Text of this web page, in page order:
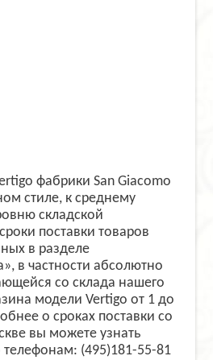
фабрики San Giacomo
стиле, к среднему
складской
поставки товаров
в разделе
в частности абсолютно
со склада нашего
модели Vertigo от 1 до
о сроках поставки со
вы можете узнать
телефонам: (495)181-55-81